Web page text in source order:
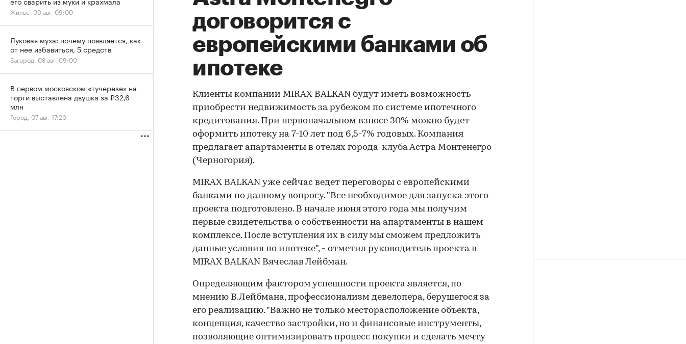
договорится с
европейскими банками об
ипотеке
Клиенты компании MIRAX BALKAN будут иметь возможность
приобрести недвижимость за рубежом по системе ипотечного
кредитования. При первоначальном взносе 30% можно будет
оформить ипотеку на 7-10 лет под 6,5-7% годовых. Компания
предлагает апартаменты в отелях города-клуба Астра Монтенегро
(Черногория).
MIRAX BALKAN уже сейчас ведет переговоры с европейскими
банками по данному вопросу. "Все необходимое для запуска этого
проекта подготовлено. В начале июня этого года мы получим
первые свидетельства о собственности на апартаменты в нашем
комплексе. После вступления их в силу мы сможем предложить
данные условия по ипотеке", - отметил руководитель проекта в
MIRAX BALKAN Вячеслав Лейбман.
Определяющим фактором успешности проекта является, по
мнению В.Лейбмана, профессионализм девелопера, берущегося за
его реализацию. "Важно не только месторасположение объекта,
концепция, качество застройки, но и финансовые инструменты,
позволяющие оптимизировать процесс покупки и сделать мечту
Жилье, 09 авг, 09:00
Луковая муха: почему появляется, как
от нее избавиться, 5 средств
Загород, 08 авг, 09:00
В первом московском «тучерезе» на
торги выставлена двушка за ₽32,6
млн
Город, 07 авг, 17:20